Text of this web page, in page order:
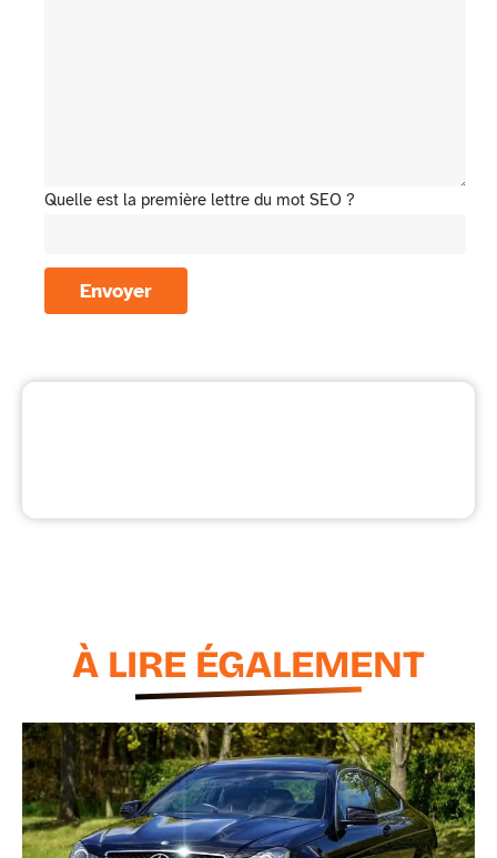
Quelle est la première lettre du mot SEO ?
À LIRE ÉGALEMENT